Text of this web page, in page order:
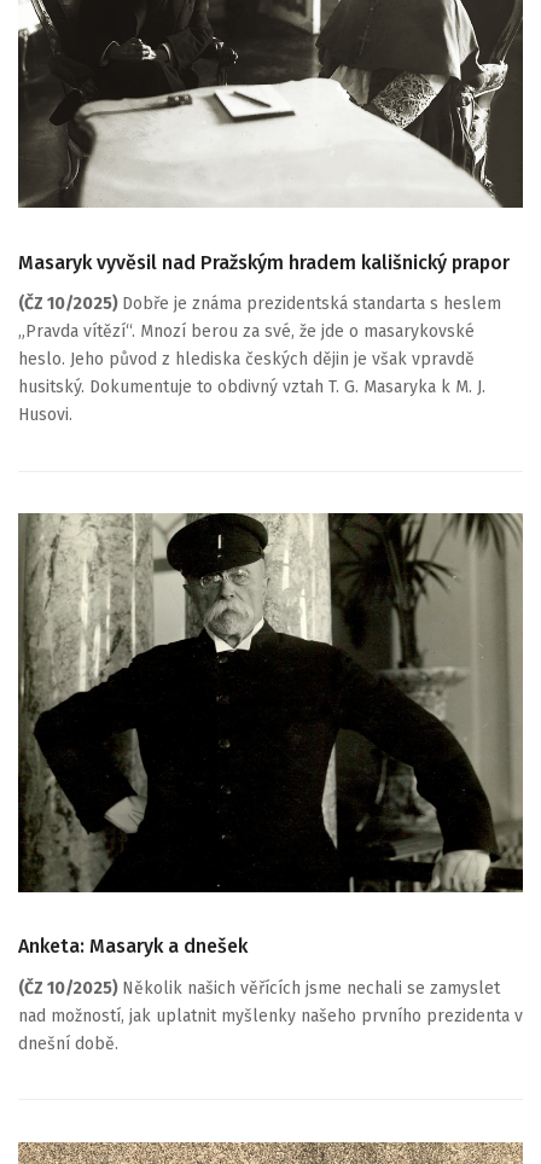
Masaryk vyvěsil nad Pražským hradem kališnický prapor
(ČZ 10/2025) Dobře je známa prezidentská standarta s heslem
„Pravda vítězí“. Mnozí berou za své, že jde o masarykovské
heslo. Jeho původ z hlediska českých dějin je však vpravdě
husitský. Dokumentuje to obdivný vztah T. G. Masaryka k M. J.
Husovi.
Anketa: Masaryk a dnešek
(ČZ 10/2025) Několik našich věřících jsme nechali se zamyslet
nad možností, jak uplatnit myšlenky našeho prvního prezidenta v
dnešní době.